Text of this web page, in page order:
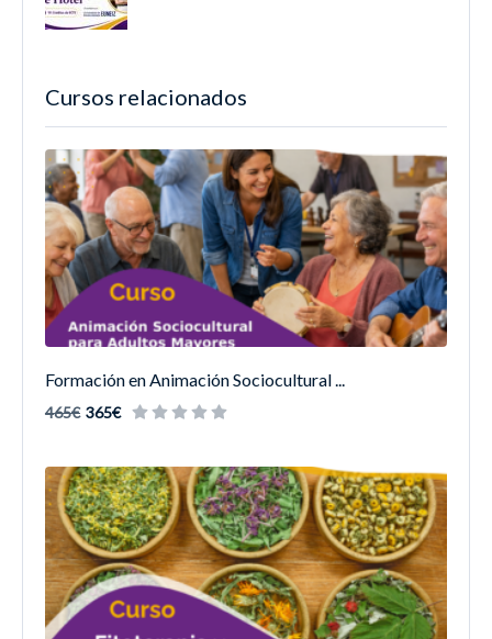
Cursos relacionados
Formación en Animación Sociocultural ...
465€ 365€